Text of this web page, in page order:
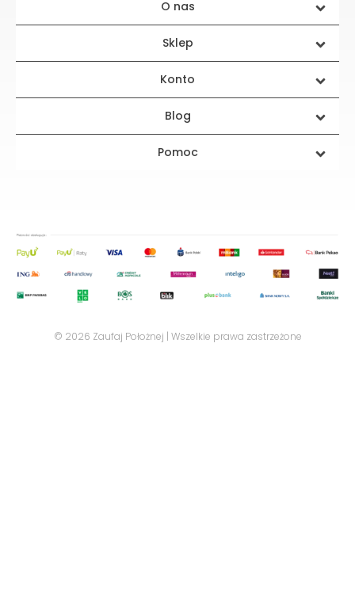
O nas
Sklep
Konto
Blog
Pomoc
© 2026 Zaufaj Położnej | Wszelkie prawa zastrzeżone